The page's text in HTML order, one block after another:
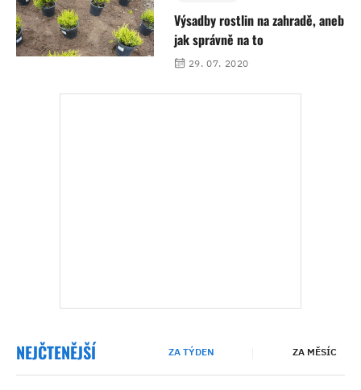
Výsadby rostlin na zahradě, aneb
jak správně na to
29. 07. 2020
NEJČTENĚJŠÍ ZA TÝDEN ZA MĚSÍC